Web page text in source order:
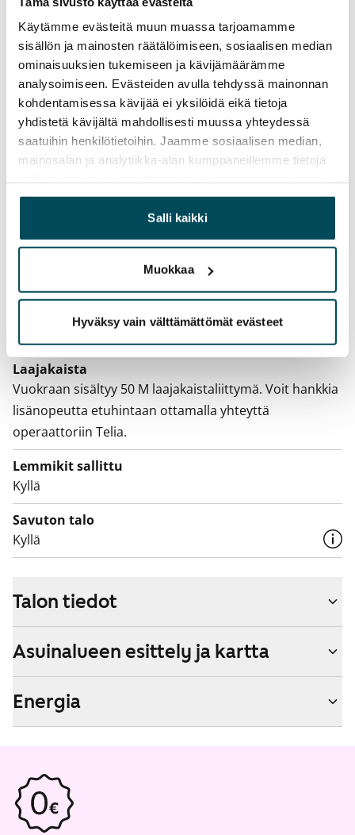
Käytämme evästeitä muun muassa tarjoamamme
sisällön ja mainosten räätälöimiseen, sosiaalisen median
ominaisuuksien tukemiseen ja kävijämäärämme
analysoimiseen. Evästeiden avulla tehdyssä mainonnan
kohdentamisessa kävijää ei yksilöidä eikä tietoja
yhdistetä kävijältä mahdollisesti muussa yhteydessä
saatuihin henkilötietoihin. Jaamme sosiaalisen median,
mainosalan ja analytiikka-alan kumppaneillemme tietoja
yhdistää näitä tietoja muihin tietoihin, joita olet antanut
heille tai joita on kerätty, kun olet käyttänyt heidän
palvelujaan.
Salli kaikki
Muokkaa
Hyväksy vain välttämättömät evästeet
0 €, (yrityksille min. 1 kk vuokra)
Vuokrasopimus
Toistaiseksi voimassa oleva, minimi asumisaika
12 kk
Irtisanomis­mahdollisuus
12 kk vuokrasopimuksesta tai sopimussakolla
Pakollinen, ei sisälly vuokraan
Sähkömaksu
Laajakaista
Vuokraan sisältyy 50 M laajakaistaliittymä. Voit hankkia
lisänopeutta etuhintaan ottamalla yhteyttä
operaattoriin Telia.
Lemmikit sallittu
Kyllä
Savuton talo
Kyllä
Talon tiedot
Asuinalueen esittely ja kartta
Energia